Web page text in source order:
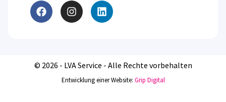
© 2026 - LVA Service - Alle Rechte vorbehalten
Entwicklung einer Website: Grip Digital